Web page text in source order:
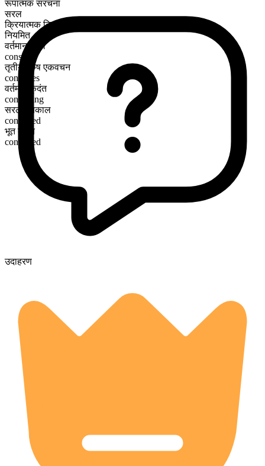
रूपात्मक संरचना
सरल
क्रियात्मक क्रिया
नियमित
वर्तमान काल
conspire
तृतीय पुरुष एकवचन
conspires
वर्तमान कृदंत
conspiring
सरल भूतकाल
conspired
भूत कृदंत
conspired
उदाहरण